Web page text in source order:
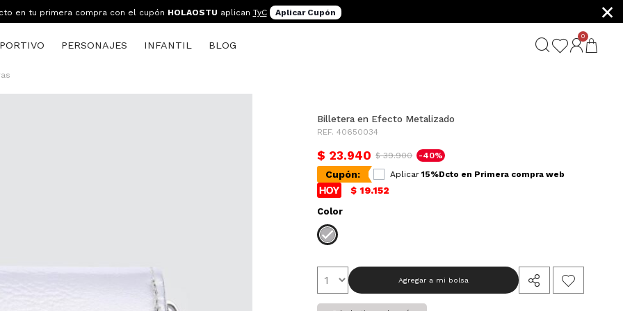
en tu primera compra con el cupón HOLAOSTU aplican TyC Aplicar Cupón ×
PERSONAJES INFANTIL BLOG
0
Billetera en Efecto Metalizado
REF. 40650034
$ 23.940 $ 39.900 -40%
Cupón: Aplicar 15%Dcto en Primera compra web
$ 19.152
Color
Agregar a mi bolsa